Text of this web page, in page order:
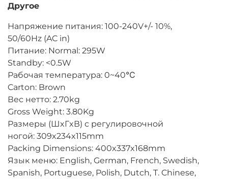
Другое
Напряжение питания: 100-240V+/- 10%,
50/60Hz (AC in)
Питание: Normal: 295W
Standby: <0.5W
Рабочая температура: 0~40℃
Carton: Brown
Вес нетто: 2.70kg
Gross Weight: 3.80Kg
Размеры (ШxГxВ) с регулировочной
ногой: 309x234x115mm
Packing Dimensions: 400x337x168mm
Язык меню: English, German, French, Swedish,
Spanish, Portuguese, Polish, Dutch, T. Chinese,